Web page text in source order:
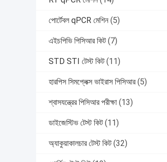
পোর্টেবল qPCR মেশিন (5)
এইচপিভি পিসিআর কিট (7)
STD STI টেস্ট কিট (11)
হারপিস সিমপ্লেক্স ভাইরাস পিসিআর (5)
শ্বাসযন্ত্রের পিসিআর পরীক্ষা (13)
ডাইজেস্টিভ টেস্ট কিট (11)
অ্যাকুয়াকালচার টেস্ট কিট (32)